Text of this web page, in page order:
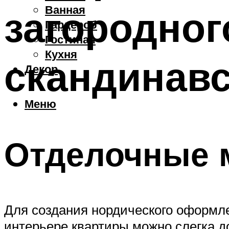
Ванная
Гардероб
Гостиная
Кухня
Декор
Меню
Отделочные
Для создания нордического